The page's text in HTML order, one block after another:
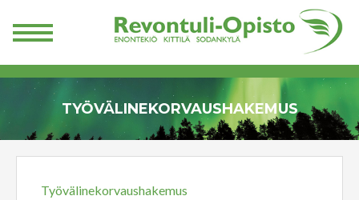
TYÖVÄLINEKORVAUSHAKEMUS
Työvälinekorvaushakemus